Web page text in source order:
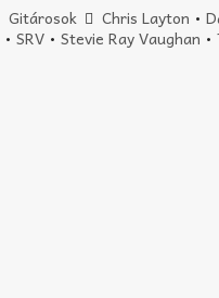
Gitárosok Chris Layton •
•SRV •Stevie Ray Vaughan •